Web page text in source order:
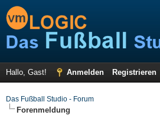
Hallo, Gast! Anmelden Registrieren
Das Fußball Studio - Forum
Forenmeldung